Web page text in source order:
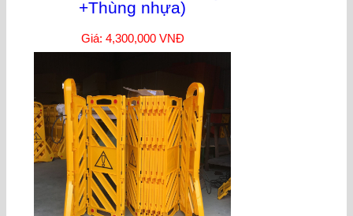
+Thùng nhựa)
Giá: 4,300,000 VNĐ